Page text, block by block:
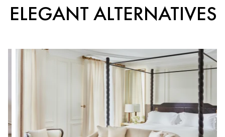
ELEGANT ALTERNATIVES